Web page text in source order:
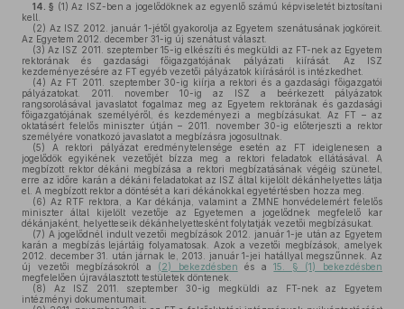
14. § (1) Az ISZ-ben a jogelődöknek az egyenlő számú képviseletét biztosítani
kell.
(2) Az ISZ 2012. január 1-jétől gyakorolja az Egyetem szenátusának jogköreit.
Az Egyetem 2012. december 31-ig új szenátust választ.
(3) Az ISZ 2011. szeptember 15-ig elkészíti és megküldi az FT-nek az Egyetem
rektorának és gazdasági főigazgatójának pályázati kiírását. Az ISZ
kezdeményezésére az FT egyéb vezetői pályázatok kiírásáról is intézkedhet.
(4) Az FT 2011. szeptember 30-ig kiírja a rektori és a gazdasági főigazgatói
pályázatokat. 2011. november 10-ig az ISZ a beérkezett pályázatok
rangsorolásával javaslatot fogalmaz meg az Egyetem rektorának és gazdasági
főigazgatójának személyéről, és kezdeményezi a megbízásukat. Az FT – az
oktatásért felelős miniszter útján – 2011. november 30-ig előterjeszti a rektor
személyére vonatkozó javaslatot a megbízásra jogosultnak.
(5) A rektori pályázat eredménytelensége esetén az FT ideiglenesen a
jogelődök egyikének vezetőjét bízza meg a rektori feladatok ellátásával. A
megbízott rektor dékáni megbízása a rektori megbízatásának végéig szünetel,
erre az időre karán a dékáni feladatokat az ISZ által kijelölt dékánhelyettes látja
el. A megbízott rektor a döntését a kari dékánokkal egyetértésben hozza meg.
(6) Az RTF rektora, a Kar dékánja, valamint a ZMNE honvédelemért felelős
miniszter által kijelölt vezetője az Egyetemen a jogelődnek megfelelő kar
dékánjaként, helyetteseik dékánhelyettesként folytatják vezetői megbízásukat.
(7) A jogelődnél indult vezetői megbízások 2012. január 1-je után az Egyetem
karán a megbízás lejártáig folyamatosak. Azok a vezetői megbízások, amelyek
2012. december 31. után járnak le, 2013. január 1-jei hatállyal megszűnnek. Az
új vezetői megbízásokról a (2) bekezdésben és a15. § (1) bekezdésben
megfelelően újraválasztott testületek döntenek.
(8) Az ISZ 2011. szeptember 30-ig megküldi az FT-nek az Egyetem
intézményi dokumentumait.